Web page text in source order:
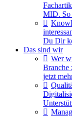
MID. So
Du Dir
Das sind wir
Wer
Branche
jetzt